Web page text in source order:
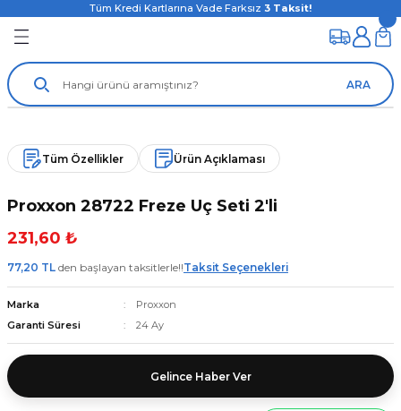
Tüm Kredi Kartlarına Vade Farksız 3 Taksit!
ARA
Tüm Özellikler Ürün Açıklaması
Proxxon 28722 Freze Uç Seti 2'li
231,60 ₺
77,20 TL den başlayan taksitlerle!!Taksit Seçenekleri
Marka
Proxxon
Garanti Süresi
24 Ay
Gelince Haber Ver